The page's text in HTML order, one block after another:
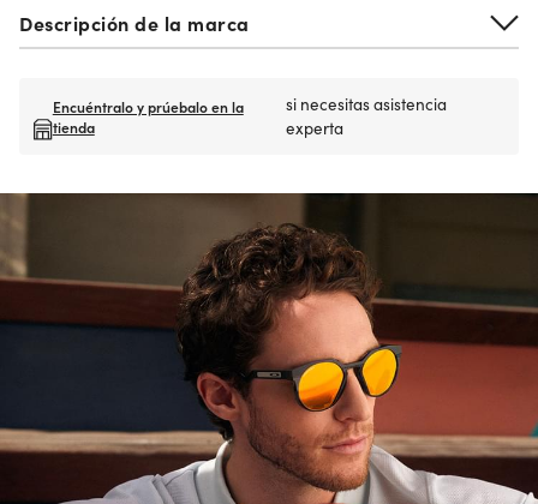
Descripción de la marca
Encuéntralo y prúebalo en la
tienda
si necesitas asistencia
experta